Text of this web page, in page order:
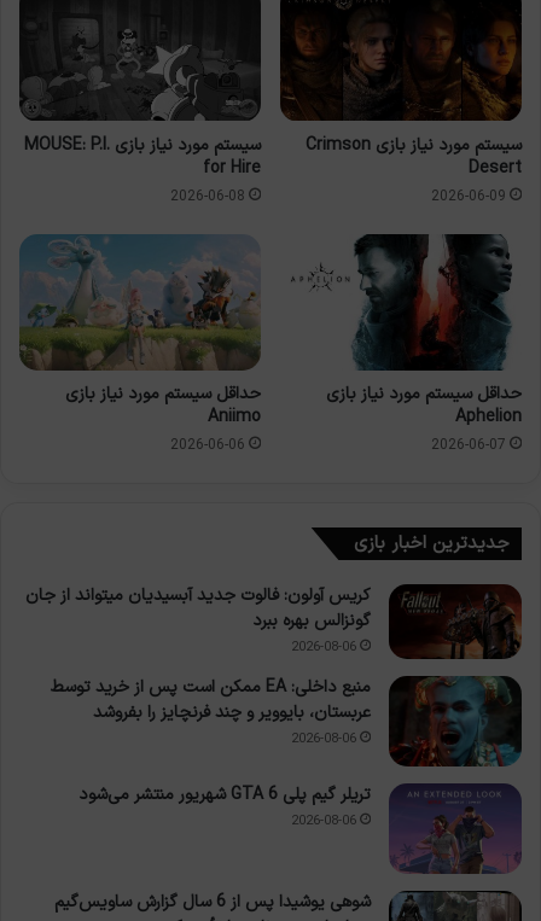
سیستم مورد نیاز بازی Crimson
Desert
2026-06-09
سیستم مورد نیاز بازی MOUSE: P.I.
for Hire
2026-06-08
حداقل سیستم مورد نیاز بازی
Aphelion
2026-06-07
حداقل سیستم مورد نیاز بازی
Aniimo
2026-06-06
جدیدترین اخبار بازی
کریس آولون: فالوت جدید آبسیدیان میتواند از جان
گونزالس بهره ببرد
2026-08-06
منبع داخلی: EA ممکن است پس از خرید توسط
عربستان، بایوویر و چند فرنچایز را بفروشد
2026-08-06
تریلر گیم پلی GTA 6 شهریور منتشر می‌شود
2026-08-06
شوهی یوشیدا پس از 6 سال گزارش ساویس‌گیم